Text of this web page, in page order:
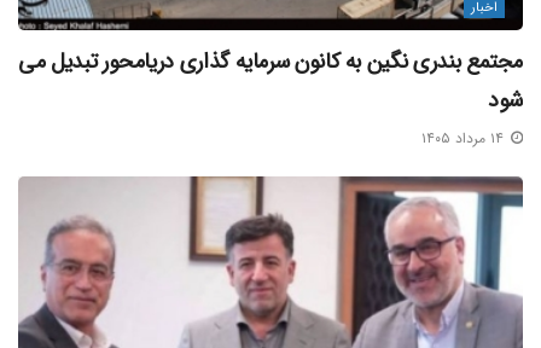
اخبار
مجتمع بندری نگین به کانون سرمایه‌ گذاری دریامحور تبدیل می‌
شود